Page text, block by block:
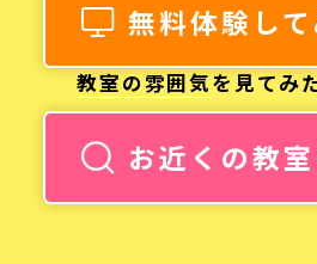
無料体験して
教室の雰囲気を見てみ
お近くの教